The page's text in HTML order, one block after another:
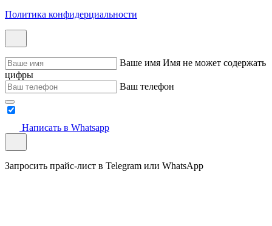
Политика конфидерциальности
Ваше имя Имя не может содержать
цифры
Ваш телефон
Написать в Whatsapp
Запросить прайс-лист в Telegram или WhatsApp